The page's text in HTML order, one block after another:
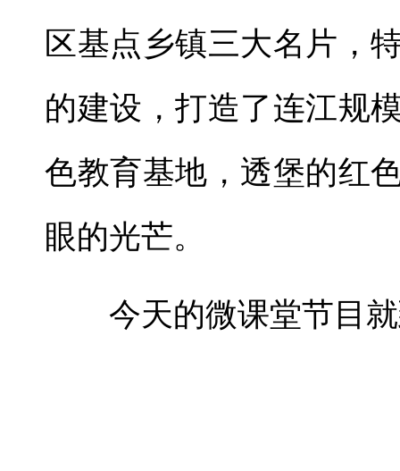
区基点乡镇三大名片，
的建设，打造了连江规
色教育基地，透堡的红
眼的光芒。
今天的微课堂节目